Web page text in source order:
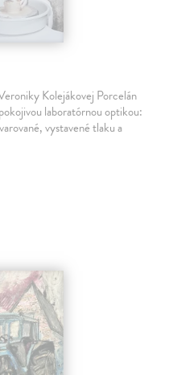
Kolejákovej Porcelán
laboratórnou optikou:
vystavené tlaku a